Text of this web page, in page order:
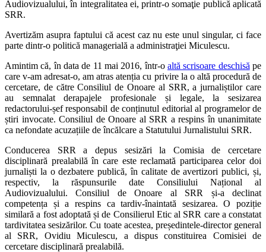
Audiovizualului, în integralitatea ei, printr-o somaţie publică aplicată
SRR.
Avertizăm asupra faptului că acest caz nu este unul singular, ci face
parte dintr-o politică managerială a administraţiei Miculescu.
Amintim că, în data de 11 mai 2016, într-o altă scrisoare deschisă pe
care v-am adresat-o, am atras atenția cu privire la o altă procedură de
cercetare, de către Consiliul de Onoare al SRR, a jurnaliștilor care
au semnalat derapajele profesionale și legale, la sesizarea
redactorului-șef responsabil de conținutul editorial al programelor de
știri invocate. Consiliul de Onoare al SRR a respins în unanimitate
ca nefondate acuzațiile de încălcare a Statutului Jurnalistului SRR.
Conducerea SRR a depus sesizări la Comisia de cercetare
disciplinară prealabilă în care este reclamată participarea celor doi
jurnaliști la o dezbatere publică, în calitate de avertizori publici, și,
respectiv, la răspunsurile date Consiliului Național al
Audiovizualului. Consiliul de Onoare al SRR și-a declinat
competența și a respins ca tardiv-înaintată sesizarea. O poziție
similară a fost adoptată și de Consilierul Etic al SRR care a constatat
tardivitatea sesizărilor. Cu toate acestea, președintele-director general
al SRR, Ovidiu Miculescu, a dispus constituirea Comisiei de
cercetare disciplinară prealabilă.